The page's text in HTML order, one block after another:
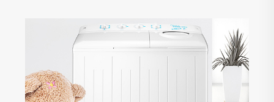
Nytt val för myggmedel på sommaren: mini
myggdödare
Visa mer >>